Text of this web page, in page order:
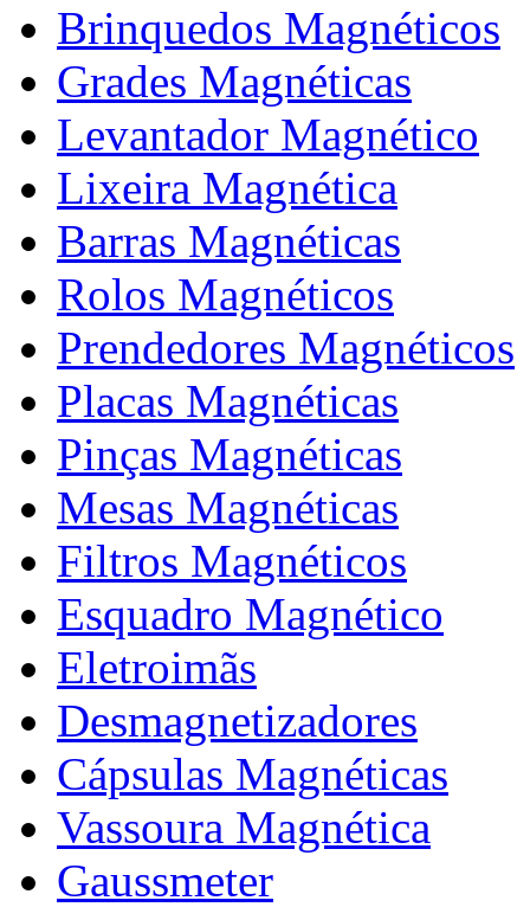
Brinquedos Magnéticos
Grades Magnéticas
Levantador Magnético
Lixeira Magnética
Barras Magnéticas
Rolos Magnéticos
Prendedores Magnéticos
Placas Magnéticas
Pinças Magnéticas
Mesas Magnéticas
Filtros Magnéticos
Esquadro Magnético
Eletroimãs
Desmagnetizadores
Cápsulas Magnéticas
Vassoura Magnética
Gaussmeter